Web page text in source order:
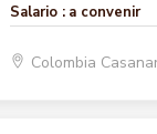
Salario : a convenir
Colombia